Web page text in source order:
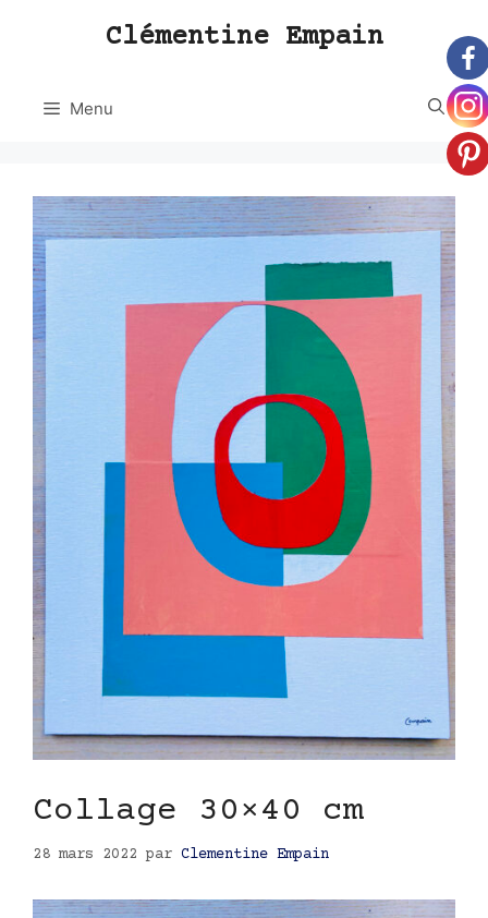
Clémentine Empain
Menu
Collage 30×40 cm
28 mars 2022 par Clementine Empain